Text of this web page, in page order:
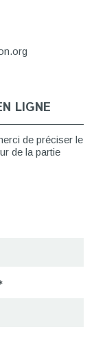
LIGNE
de préciser le
de la partie